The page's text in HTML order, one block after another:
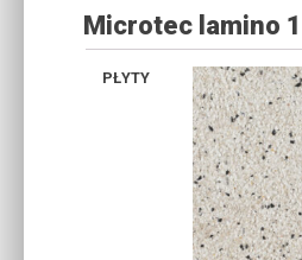
Microtec lamino 1
WAPIEŃ
DEWOŃSKI
TYTAN
SZARY
JASNY